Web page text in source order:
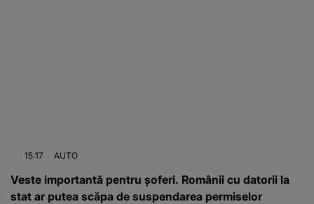
15:17 AUTO
Veste importantă pentru șoferi. Românii cu datorii la
stat ar putea scăpa de suspendarea permiselor